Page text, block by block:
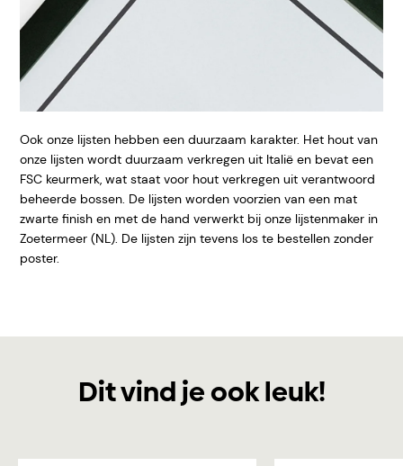
Ook onze lijsten hebben een duurzaam karakter. Het hout van
onze lijsten wordt duurzaam verkregen uit Italië en bevat een
FSC keurmerk, wat staat voor hout verkregen uit verantwoord
beheerde bossen. De lijsten worden voorzien van een mat
zwarte finish en met de hand verwerkt bij onze lijstenmaker in
Zoetermeer (NL). De lijsten zijn tevens los te bestellen zonder
poster.
Dit vind je ook leuk!